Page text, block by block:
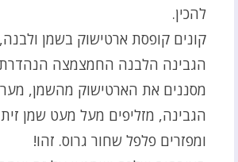
להכין.
קונים קופסת ארטישוק בשמן
הגבינה הלבנה החמצמצה הנהדרת
מסננים את הארטישוק מהשמן,
הגבינה, מזליפים מעל מעט שמן
ומפזרים פלפל שחור גרוס. זהו!